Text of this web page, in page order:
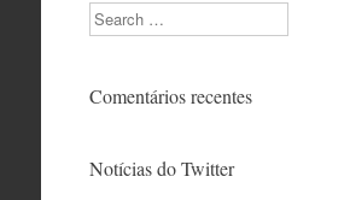
Search
Comentários recentes
Notícias do Twitter